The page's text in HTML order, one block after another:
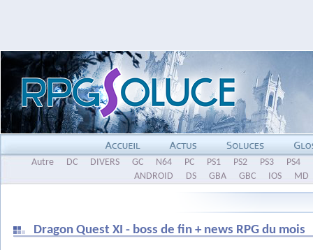
Autre DC DIVERS GC N64 PC PS1 PS2 PS3
PS4
ANDROID
DS GBA GBC IOS MD
Dragon Quest XI - boss de fin + news RPG du mois